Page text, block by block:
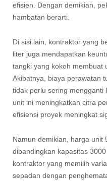
efisien. Dengan demikian,
hambatan berarti.
Di sisi lain, kontraktor yang
liter juga mendapatkan
tangki yang kokoh membuat
Akibatnya, biaya perawatan
tidak perlu sering mengganti
unit ini meningkatkan citra
efisiensi proyek meningkat
Namun demikian, harga unit
dibandingkan kapasitas
kontraktor yang memilih
sepadan dengan